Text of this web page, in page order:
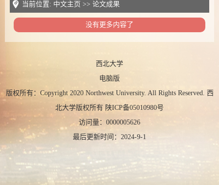
当前位置: 中文主页 >> 论文成果
没有更多内容了
西北大学
电脑版
版权所有：Copyright 2020 Northwest University. All Rights Reserved. 西
北大学版权所有 陕ICP备05010980号
访问量： 0000005626
最后更新时间： 2024-9-1